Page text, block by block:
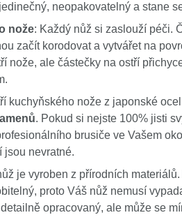
neopakovatelný a stane
nože: Každý nůž si zaslouží péči.
začít korodovat a vytvářet na
nože, ale částečky na ostří
kuchyňského nože z japonské
. Pokud si nejste 100% jisti
brusiče ve Vašem
jsou nevratné.
je vyroben z přírodních
proto Váš nůž nemusí
opracovaný, ale může se